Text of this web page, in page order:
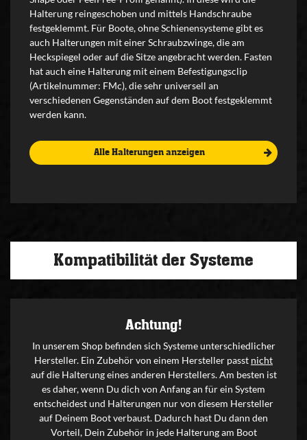
Halterung reingeschoben und mittels Handschraube
festgeklemmt. Für Boote, ohne Schienensysteme gibt es
auch Halterungen mit einer Schraubzwinge, die am
Heckspiegel oder auf die Sitze angebracht werden. Fasten
hat auch eine Halterung mit einem Befestigungsclip
(Artikelnummer: FMc), die sehr universell an
verschiedenen Gegenständen auf dem Boot festgeklemmt
werden kann.
Alle Halterungen anzeigen
Kompatibilität der Systeme
Achtung!
In unserem Shop befinden sich Systeme unterschiedlicher
Hersteller. Ein Zubehör von einem Hersteller passt nicht
auf die Halterung eines anderen Herstellers. Am besten ist
es daher, wenn Du dich von Anfang an für ein System
entscheidest und Halterungen nur von diesem Hersteller
auf Deinem Boot verbaust. Dadurch hast Du dann den
Vorteil, Dein Zubehör in jede Halterung am Boot